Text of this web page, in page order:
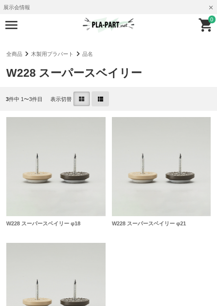
展示会情報
0
全商品 木製用プラパート 品名
W228 スーパースベイリー
3件中 1〜3件目 表示切替
W228 スーパースベイリー φ18 W228 スーパースベイリー φ21